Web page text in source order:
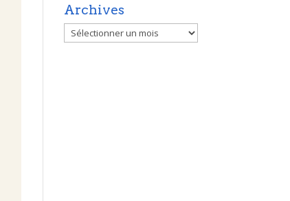
Archives
Archives